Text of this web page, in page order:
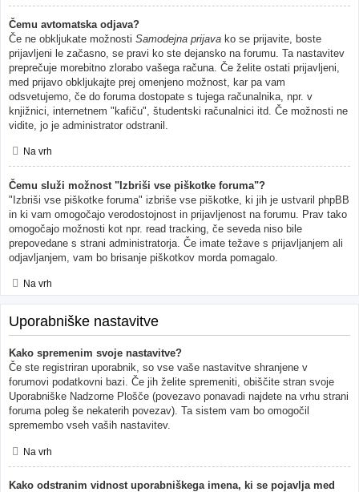
Čemu avtomatska odjava?
Če ne obkljukate možnosti Samodejna prijava ko se prijavite, boste
prijavljeni le začasno, se pravi ko ste dejansko na forumu. Ta nastavitev
preprečuje morebitno zlorabo vašega računa. Če želite ostati prijavljeni,
med prijavo obkljukajte prej omenjeno možnost, kar pa vam
odsvetujemo, če do foruma dostopate s tujega računalnika, npr. v
knjižnici, internetnem "kafiču", študentski računalnici itd. Če možnosti ne
vidite, jo je administrator odstranil.
Na vrh
Čemu služi možnost "Izbriši vse piškotke foruma"?
"Izbriši vse piškotke foruma" izbriše vse piškotke, ki jih je ustvaril phpBB
in ki vam omogočajo verodostojnost in prijavljenost na forumu. Prav tako
omogočajo možnosti kot npr. read tracking, če seveda niso bile
prepovedane s strani administratorja. Če imate težave s prijavljanjem ali
odjavljanjem, vam bo brisanje piškotkov morda pomagalo.
Na vrh
Uporabniške nastavitve
Kako spremenim svoje nastavitve?
Če ste registriran uporabnik, so vse vaše nastavitve shranjene v
forumovi podatkovni bazi. Če jih želite spremeniti, obiščite stran svoje
Uporabniške Nadzorne Plošče (povezavo ponavadi najdete na vrhu strani
foruma poleg še nekaterih povezav). Ta sistem vam bo omogočil
spremembo vseh vaših nastavitev.
Na vrh
Kako odstranim vidnost uporabniškega imena, ki se pojavlja med